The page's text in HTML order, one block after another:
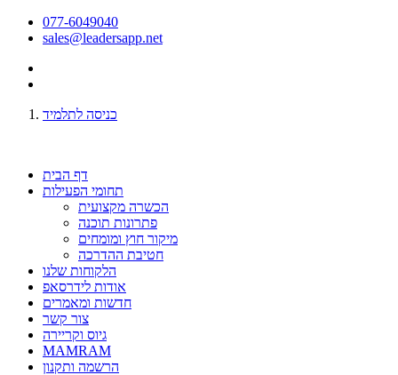
077-6049040
sales@leadersapp.net
כניסה לתלמיד
דף הבית
תחומי הפעילות
הכשרה מקצועית
פתרונות תוכנה
מיקור חוץ ומומחים
חטיבת ההדרכה
הלקוחות שלנו
אודות לידרסאפ
חדשות ומאמרים
צור קשר
גיוס וקריירה
MAMRAM
הרשמה ותקנון